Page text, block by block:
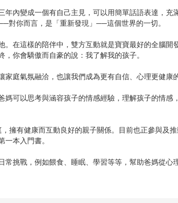
內變成一個有自己主見，可以用簡單話語表達，充
對你而言，是「重新發現」──這個世界的一切。
在這樣的陪伴中，雙方互動就是寶寶最好的全腦開
你會驕傲而自豪的說：我了解我的孩子。
庭氣氛融洽，也讓我們成為更有自信、心理更健康
可以思考與涵容孩子的情感經驗，理解孩子的情感
擁有健康而互動良好的親子關係。目前也正參與及
本入門書。
挑戰，例如餵食、睡眠、學習等等，幫助爸媽從心